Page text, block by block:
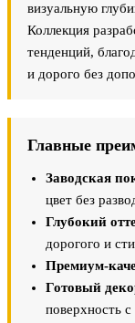
визуальную
Коллекция
тенденций,
и дорого без
Главные
Заводская
цвет без
Глубокий
дорогого и
Премиум-
Готовый
поверхность